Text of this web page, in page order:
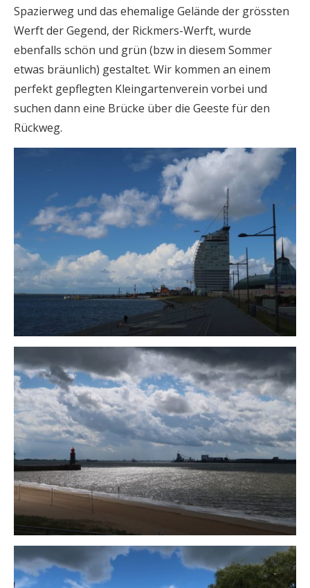
Spazierweg und das ehemalige Gelände der grössten
Werft der Gegend, der Rickmers-Werft, wurde
ebenfalls schön und grün (bzw in diesem Sommer
etwas bräunlich) gestaltet. Wir kommen an einem
perfekt gepflegten Kleingartenverein vorbei und
suchen dann eine Brücke über die Geeste für den
Rückweg.